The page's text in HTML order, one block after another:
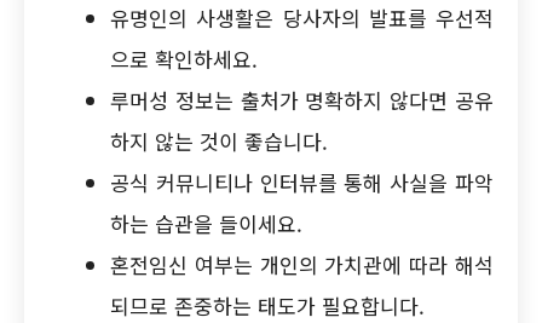
유명인의 사생활은 당사자의 발표를 우선적
으로 확인하세요.
루머성 정보는 출처가 명확하지 않다면 공유
하지 않는 것이 좋습니다.
공식 커뮤니티나 인터뷰를 통해 사실을 파악
하는 습관을 들이세요.
혼전임신 여부는 개인의 가치관에 따라 해석
되므로 존중하는 태도가 필요합니다.